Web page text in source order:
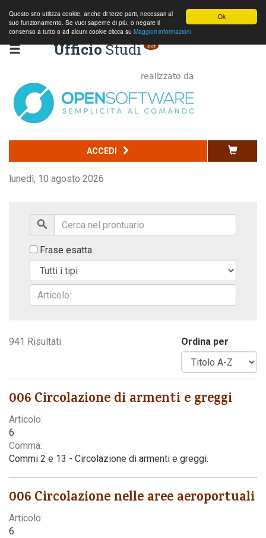
Ok
Questo sito utilizza cookie, anche di terze parti, necessari al
suo funzionamento. Se vuoi saperne di più, o negare il
consenso a tutto o ad alcuni cookie clicca su Maggiori informazioni
UfficioStudi .net
ACCEDI
lunedì, 10 agosto 2026
Codice della strada
Commercio
Edilizia e ambiente
Normativa regionale
Codice della strada
Frase esatta
941 Risultati Ordina per
006 Circolazione di armenti e greggi
Articolo:
6
Comma:
Commi 2 e 13 - Circolazione di armenti e greggi.
006 Circolazione nelle aree aeroportuali
Articolo:
6